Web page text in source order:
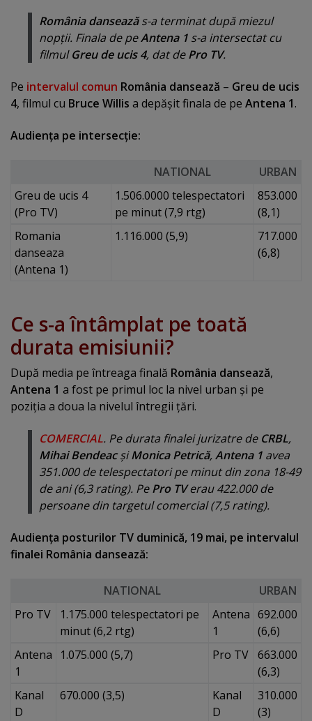
România danseazăs-a terminat după miezul
nopţii. Finala de peAntena 1 s-a intersectat cu
filmulGreu de ucis 4, dat dePro TV.
Pe intervalul comun România dansează – Greu de ucis
4, filmul cu Bruce Willis a depăşit finala de pe Antena 1.
Audienţa pe intersecţie:
NATIONAL
URBAN
Greu de ucis 4
(Pro TV)
1.506.0000 telespectatori
pe minut (7,9 rtg)
853.000
(8,1)
Romania
danseaza
(Antena 1)
1.116.000 (5,9)
717.000
(6,8)
Ce s-a întâmplat pe toată
durata emisiunii?
După media pe întreaga finală România dansează,
Antena 1 a fost pe primul loc la nivel urban şi pe
poziţia a doua la nivelul întregii ţări.
COMERCIAL. Pe durata finalei jurizatre de CRBL,
Mihai BendeacşiMonica Petrică,Antena 1 avea
351.000 de telespectatori pe minut din zona 18-49
de ani (6,3 rating). PePro TVerau 422.000 de
persoane din targetul comercial (7,5 rating).
Audienţa posturilor TV duminică, 19 mai, pe intervalul
finalei România dansează:
NATIONAL
URBAN
Pro TV
1.175.000 telespectatori pe
minut (6,2 rtg)
Antena
1
692.000
(6,6)
Antena
1
1.075.000 (5,7) Pro TV
663.000
(6,3)
Kanal
D
670.000 (3,5)
Kanal
D
310.000
(3)